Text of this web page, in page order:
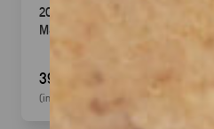
20 knusprige Halloumi Sticks
Mascarpone Dip
39,90 €
(inkl. MwSt.)